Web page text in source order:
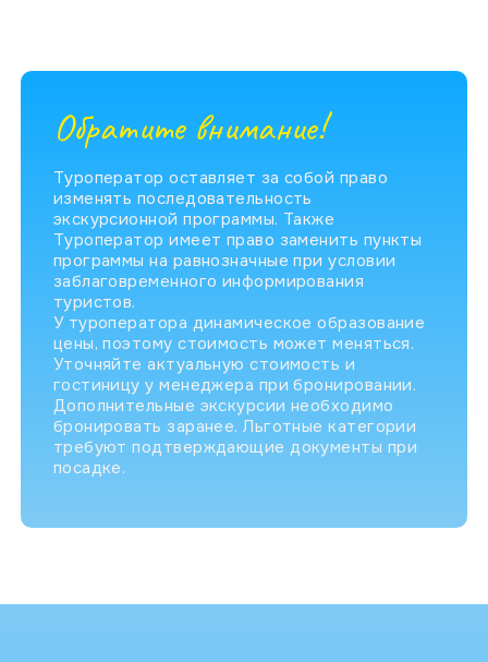
Обратите внимание!
Туроператор оставляет за собой право
изменять последовательность
экскурсионной программы. Также
Туроператор имеет право заменить пункты
программы на равнозначные при условии
заблаговременного информирования
туристов.
У туроператора динамическое образование
цены, поэтому стоимость может меняться.
Уточняйте актуальную стоимость и
гостиницу у менеджера при бронировании.
Дополнительные экскурсии необходимо
бронировать заранее. Льготные категории
требуют подтверждающие документы при
посадке.